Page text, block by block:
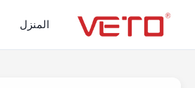
المنزل